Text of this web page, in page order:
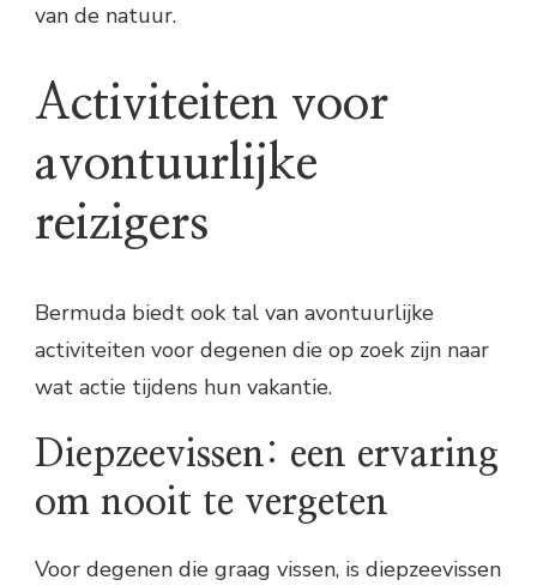
van de natuur.
Activiteiten voor
avontuurlijke
reizigers
Bermuda biedt ook tal van avontuurlijke
activiteiten voor degenen die op zoek zijn naar
wat actie tijdens hun vakantie.
Diepzeevissen: een ervaring
om nooit te vergeten
Voor degenen die graag vissen, is diepzeevissen